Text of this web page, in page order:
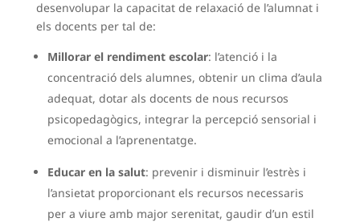
desenvolupar la capacitat de relaxació de l’alumnat i
els docents per tal de:
Millorar el rendiment escolar: l’atenció i la
concentració dels alumnes, obtenir un clima d’aula
adequat, dotar als docents de nous recursos
psicopedagògics, integrar la percepció sensorial i
emocional a l’aprenentatge.
Educar en la salut: prevenir i disminuir l’estrès i
l’ansietat proporcionant els recursos necessaris
per a viure amb major serenitat, gaudir d’un estil